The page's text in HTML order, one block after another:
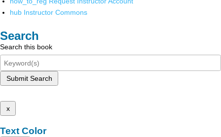
hub Instructor Commons
Search
Search this book
Submit Search
x
Text Color